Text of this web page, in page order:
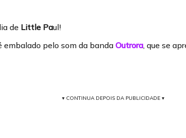
de Little Paul!
embalado pelo som da bandaOutrora, que se
▾ CONTINUA DEPOIS DA PUBLICIDADE ▾